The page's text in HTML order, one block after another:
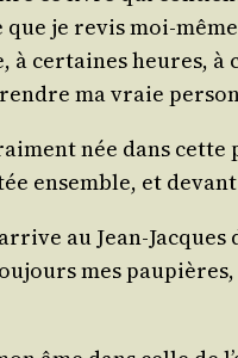
je revis moi-
cer­taines heures, à
ma vraie
née dans
ensemble, et
au Jean-
mes pau­pières,